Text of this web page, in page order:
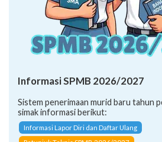
Informasi SPMB 2026/2027
Sistem penerimaan murid baru tahun
simak informasi berikut:
Informasi Lapor Diri dan Daftar Ulang